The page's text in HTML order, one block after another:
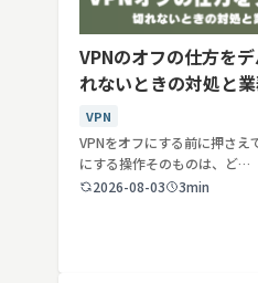
VPNのオフの仕方を
れないときの対処と
VPN
VPNをオフにする前に押さえ
にする操作そのものは、ど…
2026-08-03
3min